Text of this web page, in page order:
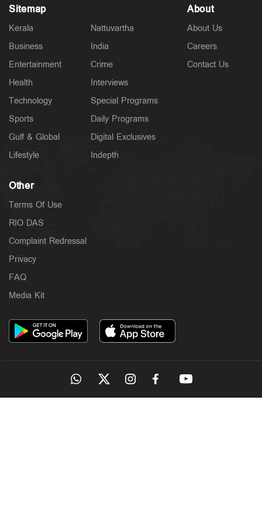
Sitemap
Kerala
Business
Entertainment
Health
Technology
Sports
Gulf & Global
Lifestyle
Nattuvartha
India
Crime
Interviews
Special Programs
Daily Programs
Digital Exclusives
Indepth
About
About Us
Careers
Contact Us
Other
Terms Of Use
RIO DAS
Complaint Redressal
Privacy
FAQ
Media Kit